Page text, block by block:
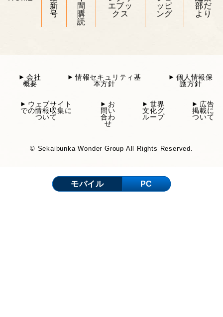
新
号
間
購
読
エブッ
クス
ッピ
ング
部だ
より
会社
概要
情報セキュリティ基
本方針
個人情報保
護方針
ウェブサイト
での情報収集に
ついて
お
問い
合わ
せ
世界
文化グ
ループ
広告
掲載に
ついて
© Sekaibunka Wonder Group All Rights Reserved.
モバイル PC